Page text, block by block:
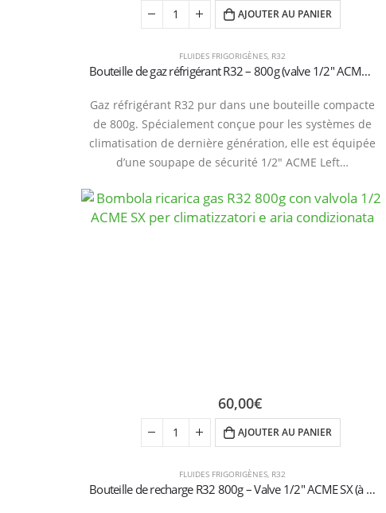
FLUIDES FRIGORIGÈNES, R32
Bouteille de gaz réfrigérant R32 – 800g (valve 1/2″ ACME SX)
Gaz réfrigérant R32 pur dans une bouteille compacte
de 800g. Spécialement conçue pour les systèmes de
climatisation de dernière génération, elle est équipée
d’une soupape de sécurité 1/2″ ACME Left…
AJOUTER AU PANIER
FLUIDES FRIGORIGÈNES, R32
Bouteille de recharge R32 800g – Valve 1/2″ ACME SX (à utiliser avec le manomètre Nevada)
60,00€
AJOUTER AU PANIER